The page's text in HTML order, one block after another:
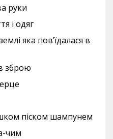
руки
і одяг
яка пов’їдалася в
зброю
піском шампунем
чим